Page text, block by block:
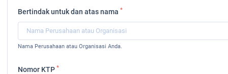
Bertindak untuk dan atas nama *
Nama Perusahaan atau Organisasi Anda.
Nomor KTP *